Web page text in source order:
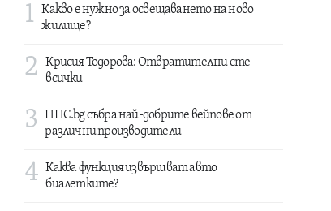
1
Какво е нужно за освещаването на ново
жилище?
2
Крисия Тодорова: Отвратителни сте
всички
3
HHC.bg събра най-добрите вейпове от
различни производители
4 Каква функция извършват авто
биалетките?